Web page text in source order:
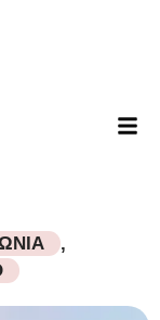
,